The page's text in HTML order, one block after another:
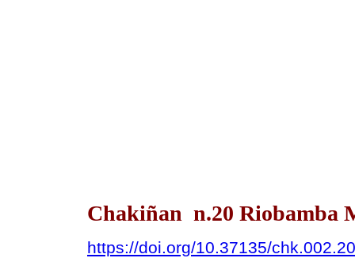
Chakiñan n.20 Riobamba
https://doi.org/10.37135/